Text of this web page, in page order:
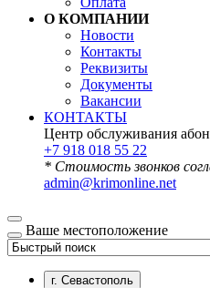
О КОМПАНИИ
Новости
Контакты
Реквизиты
Документы
Вакансии
КОНТАКТЫ
Центр обслуживания
+7 918 018 55 22
* Стоимость звонков
admin@krimonline.net
Ваше местоположение
г. Севастополь